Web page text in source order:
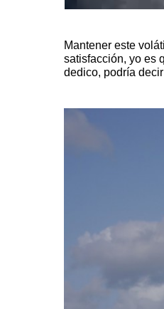
Mantener este
satisfacción, yo es
dedico, podría